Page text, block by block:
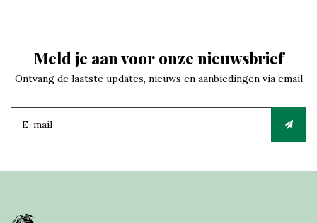
Meld je aan voor onze nieuwsbrief
Ontvang de laatste updates, nieuws en aanbiedingen via email